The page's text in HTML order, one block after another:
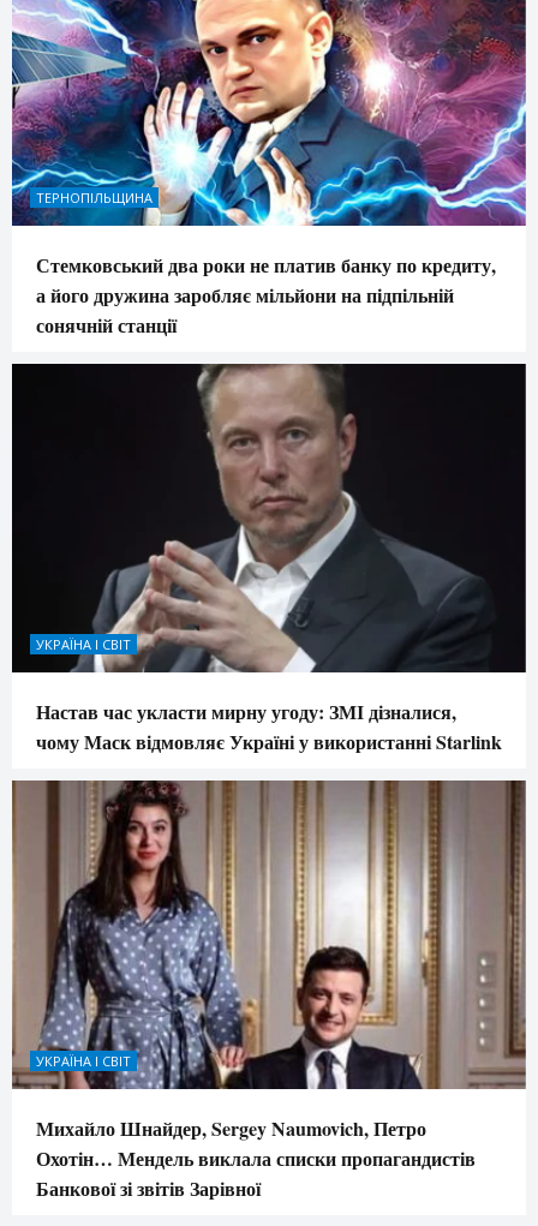
ТЕРНОПІЛЬЩИНА
Стемковський два роки не платив банку по кредиту,
а його дружина заробляє мільйони на підпільній
сонячній станції
УКРАЇНА І СВІТ
Настав час укласти мирну угоду: ЗМІ дізналися,
чому Маск відмовляє Україні у використанні Starlink
УКРАЇНА І СВІТ
Михайло Шнайдер, Sergey Naumovich, Петро
Охотін… Мендель виклала списки пропагандистів
Банкової зі звітів Зарівної